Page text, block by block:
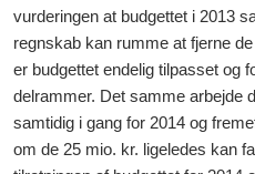
vurderingen at budgettet i 2013
regnskab kan rumme at fjerne
er budgettet endelig tilpasset og
delrammer. Det samme arbejde
samtidig i gang for 2014 og
om de 25 mio. kr. ligeledes kan